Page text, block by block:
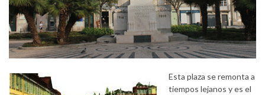
Esta plaza se remonta a
tiempos lejanos y es el